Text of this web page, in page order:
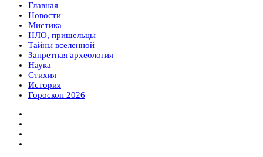
Главная
Новости
Мистика
НЛО, пришельцы
Тайны вселенной
Запретная археология
Наука
Стихия
История
Гороскоп 2026